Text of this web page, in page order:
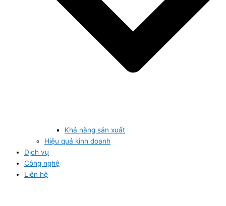
Khả năng sản xuất
Hiệu quả kinh doanh
Dịch vụ
Công nghệ
Liên hệ